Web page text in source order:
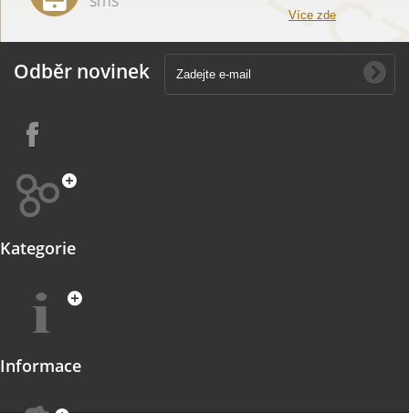
Více zde
Odběr novinek
Kategorie
Informace